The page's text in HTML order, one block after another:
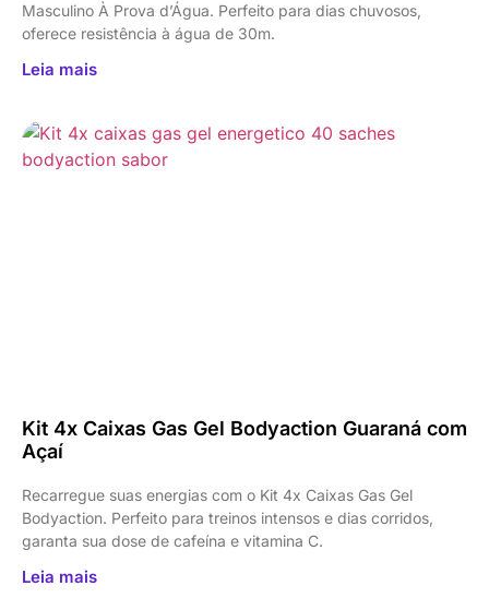
Masculino À Prova d’Água. Perfeito para dias chuvosos,
oferece resistência à água de 30m.
Leia mais
Kit 4x Caixas Gas Gel Bodyaction Guaraná com
Açaí
Recarregue suas energias com o Kit 4x Caixas Gas Gel
Bodyaction. Perfeito para treinos intensos e dias corridos,
garanta sua dose de cafeína e vitamina C.
Leia mais